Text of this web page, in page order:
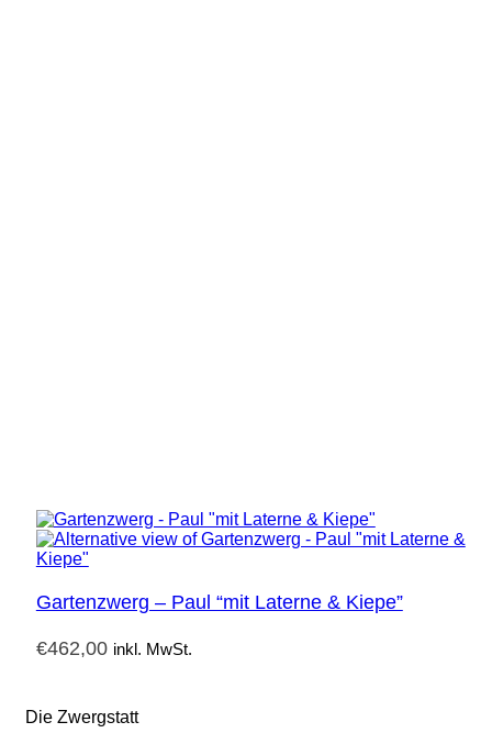
Gartenzwerg – Paul “mit Laterne & Kiepe”
€462,00 inkl. MwSt.
Die Zwergstatt